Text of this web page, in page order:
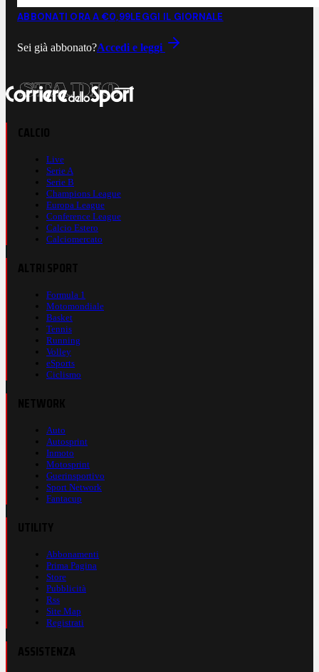
ABBONATI ORA A €0,99LEGGI IL GIORNALE
Sei già abbonato?Accedi e leggi
Live
Serie A
Serie B
Champions League
Europa League
Conference League
Calcio Estero
Calciomercato
Formula 1
Motomondiale
Basket
Tennis
Running
Volley
eSports
Ciclismo
Auto
Autosprint
Inmoto
Motosprint
Guerinsportivo
Sport Network
Fantacup
Abbonamenti
Prima Pagina
Store
Pubblicità
Rss
Site Map
Registrati